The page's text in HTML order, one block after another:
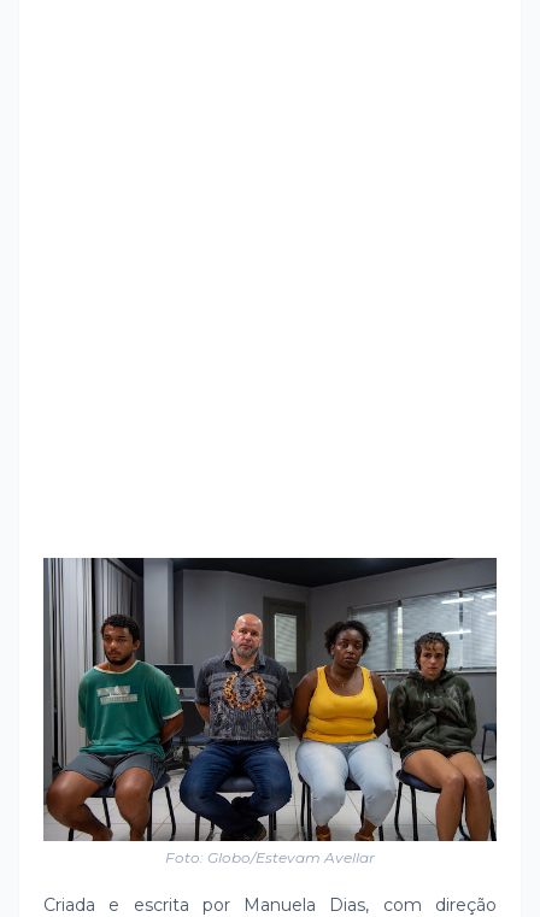
Foto: Globo/Estevam Avellar
Criada e escrita por Manuela Dias, com direção